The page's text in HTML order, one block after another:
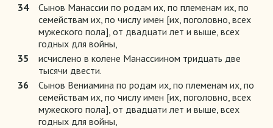
34
Сынов Манассии по родам их, по племенам их, по
семействам их, по числу имен [их, поголовно, всех
мужеского пола], от двадцати лет и выше, всех
годных для войны,
35
исчислено в колене Манассиином тридцать две
тысячи двести.
36
Сынов Вениамина по родам их, по племенам их, по
семействам их, по числу имен [их, поголовно, всех
мужеского пола], от двадцати лет и выше, всех
годных для войны,